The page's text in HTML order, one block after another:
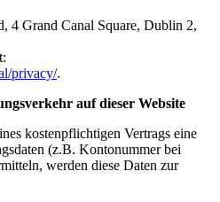
4 Grand Canal Square, Dublin 2,
privacy/.
auf dieser Website
kostenpflichtigen Vertrags eine
(z.B. Kontonummer bei
werden diese Daten zur